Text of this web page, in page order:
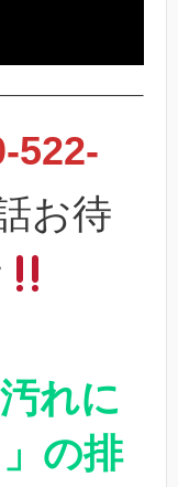
522-
お待
れに
の排